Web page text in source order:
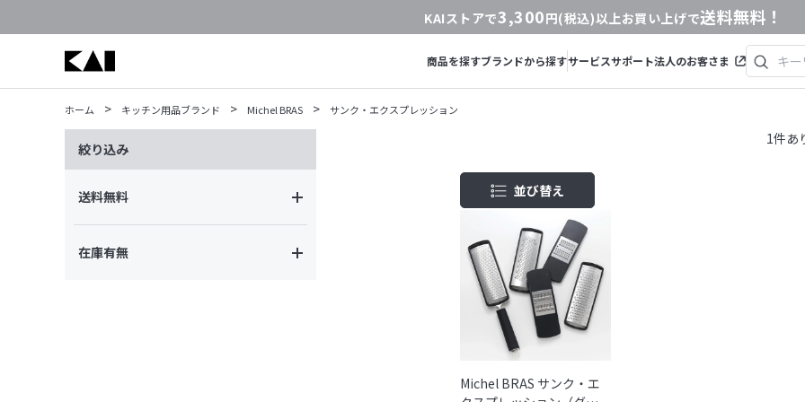
KAIストアで3,300円(税込)以上お買い上げで送料無料！
商品を探すブランドから探すサービスサポート法人のお客さま
ホーム > キッチン用品ブランド > Michel BRAS > サンク・エクスプレッション
絞り込み
送料無料
在庫有無
並び替え
商品コード
商品名
発売日
価格(安い順)
価格(高い順)
発売日＋商品名
1件あ
Michel BRAS サンク・エ